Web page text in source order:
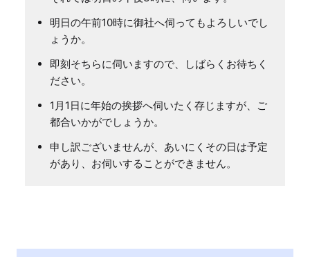
明日の午前10時に御社へ伺ってもよろしいでし
ょうか。
即刻そちらに伺いますので、しばらくお待ちく
ださい。
1月1日に年始の挨拶へ伺いたく存じますが、ご
都合いかがでしょうか。
申し訳ございませんが、あいにくその日は予定
があり、お伺いすることができません。